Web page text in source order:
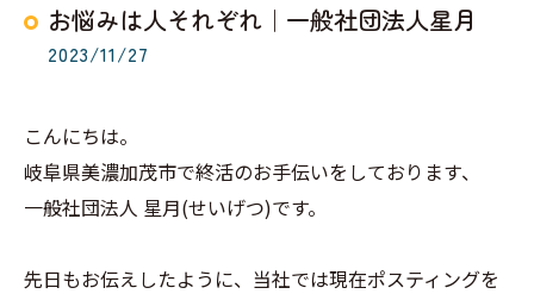
お悩みは人それぞれ｜一般社団法人星月
2023/11/27
こんにちは。
岐阜県美濃加茂市で終活のお手伝いをしております、
一般社団法人 星月(せいげつ)です。
先日もお伝えしたように、当社では現在ポスティングを